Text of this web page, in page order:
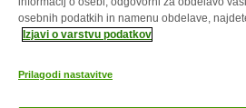
osebnih podatkih in namenu obdelave,
Izjavi o varstvu podatkov
Prilagodi nastavitve